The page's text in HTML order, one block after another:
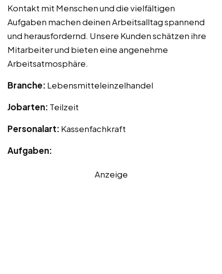
Kontakt mit Menschen und die vielfältigen
Aufgaben machen deinen Arbeitsalltag spannend
und herausfordernd. Unsere Kunden schätzen ihre
Mitarbeiter und bieten eine angenehme
Arbeitsatmosphäre.
Branche: Lebensmitteleinzelhandel
Jobarten: Teilzeit
Personalart: Kassenfachkraft
Aufgaben:
Anzeige